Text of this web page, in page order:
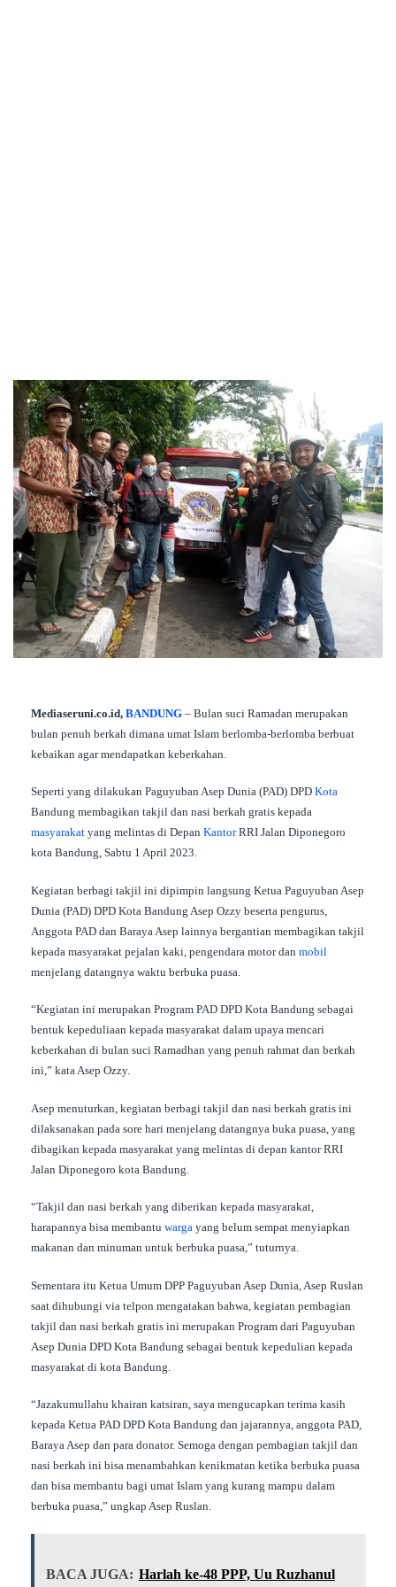
Mediaseruni.co.id, BANDUNG – Bulan suci Ramadan merupakan
bulan penuh berkah dimana umat Islam berlomba-berlomba berbuat
kebaikan agar mendapatkan keberkahan.
Seperti yang dilakukan Paguyuban Asep Dunia (PAD) DPD Kota
Bandung membagikan takjil dan nasi berkah gratis kepada
masyarakat yang melintas di Depan KantorRRI Jalan Diponegoro
kota Bandung, Sabtu 1 April 2023.
Kegiatan berbagi takjil ini dipimpin langsung Ketua Paguyuban Asep
Dunia (PAD) DPD Kota Bandung Asep Ozzy beserta pengurus,
Anggota PAD dan Baraya Asep lainnya bergantian membagikan takjil
kepada masyarakat pejalan kaki, pengendara motor dan mobil
menjelang datangnya waktu berbuka puasa.
“Kegiatan ini merupakan Program PAD DPD Kota Bandung sebagai
bentuk kepeduliaan kepada masyarakat dalam upaya mencari
keberkahan di bulan suci Ramadhan yang penuh rahmat dan berkah
ini,” kata Asep Ozzy.
Asep menuturkan, kegiatan berbagi takjil dan nasi berkah gratis ini
dilaksanakan pada sore hari menjelang datangnya buka puasa, yang
dibagikan kepada masyarakat yang melintas di depan kantor RRI
Jalan Diponegoro kota Bandung.
“Takjil dan nasi berkah yang diberikan kepada masyarakat,
harapannya bisa membantu warga yang belum sempat menyiapkan
makanan dan minuman untuk berbuka puasa,” tuturnya.
Sementara itu Ketua Umum DPP Paguyuban Asep Dunia, Asep Ruslan
saat dihubungi via telpon mengatakan bahwa, kegiatan pembagian
takjil dan nasi berkah gratis ini merupakan Program dari Paguyuban
Asep Dunia DPD Kota Bandung sebagai bentuk kepedulian kepada
masyarakat di kota Bandung.
“Jazakumullahu khairan katsiran, saya mengucapkan terima kasih
kepada Ketua PAD DPD Kota Bandung dan jajarannya, anggota PAD,
Baraya Asep dan para donator. Semoga dengan pembagian takjil dan
nasi berkah ini bisa menambahkan kenikmatan ketika berbuka puasa
dan bisa membantu bagi umat Islam yang kurang mampu dalam
berbuka puasa,” ungkap Asep Ruslan.
BACA JUGA: Harlah ke-48 PPP, Uu Ruzhanul